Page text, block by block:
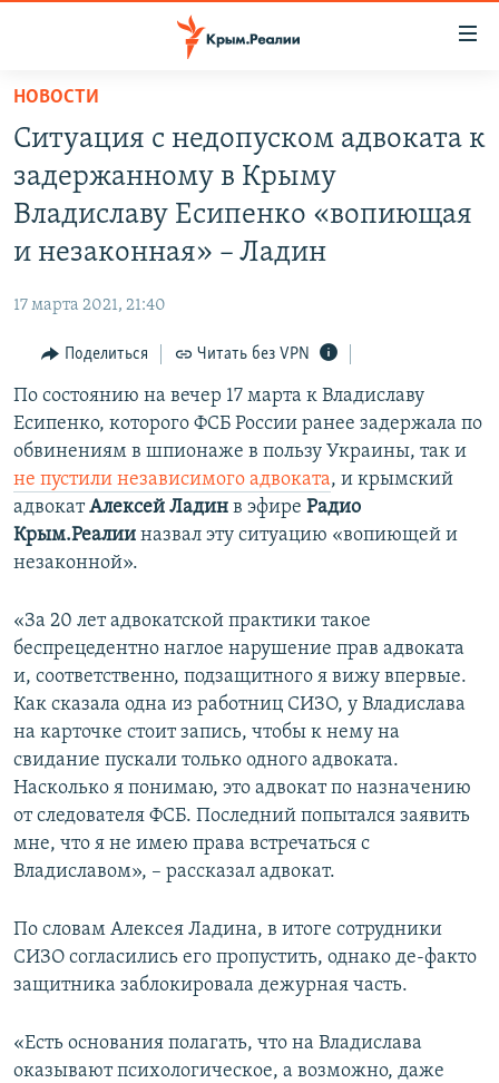
Вернуться
основному
содержанию
Вернутся
главной
Вернутся
поиску
СПЕЦПРОЕКТЫ
КАРТА ВОЕННЫХ ОБЪЕКТОВ КРЫМА
ВОДА
ИНТЕРАКТИВ
ИНФОГРАФИКА
ТЕЛЕПРОЕКТ КРЫМ.РЕАЛИИ
СОВЕТЫ ПРАВОЗАЩИТНИКОВ
ПРОПАВШИЕ БЕЗ ВЕСТИ
ПОБЕДИТЕЛЕЙ НЕ СУДЯТ?
КРЫМ.НЕПОКОРЕННЫЙ
УКРАИНСКАЯ ПРОБЛЕМА КРЫМА
РАДІО СВОБОДА
КАК ОБОЙТИ БЛОКИРОВКУ
Українською
Qırımtatar
ПРИСОЕДИНЯЙТЕСЬ!
Все сайты RFE/RL
НОВОСТИ
Ситуация с недопуском адвоката к
задержанному в Крыму
Владиславу Есипенко «вопиющая
и незаконная» – Ладин
17 марта 2021, 21:40
Поделиться Читать без VPN
По состоянию на вечер 17 марта к Владиславу
Есипенко, которого ФСБ России ранее задержала по
обвинениям в шпионаже в пользу Украины, так и
не пустили независимого адвоката, и крымский
адвокатАлексей Ладин в эфире Радио
Крым.Реалии назвал эту ситуацию «вопиющей и
незаконной».
«За 20 лет адвокатской практики такое
беспрецедентно наглое нарушение прав адвоката
и, соответственно, подзащитного я вижу впервые.
Как сказала одна из работниц СИЗО, у Владислава
на карточке стоит запись, чтобы к нему на
свидание пускали только одного адвоката.
Насколько я понимаю, это адвокат по назначению
от следователя ФСБ. Последний попытался заявить
мне, что я не имею права встречаться с
Владиславом», – рассказал адвокат.
По словам Алексея Ладина, в итоге сотрудники
СИЗО согласились его пропустить, однако де-факто
защитника заблокировала дежурная часть.
«Есть основания полагать, что на Владислава
оказывают психологическое, а возможно, даже